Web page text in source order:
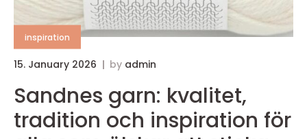
inspiration
15. January 2026 by admin
Sandnes garn: kvalitet,
tradition och inspiration för